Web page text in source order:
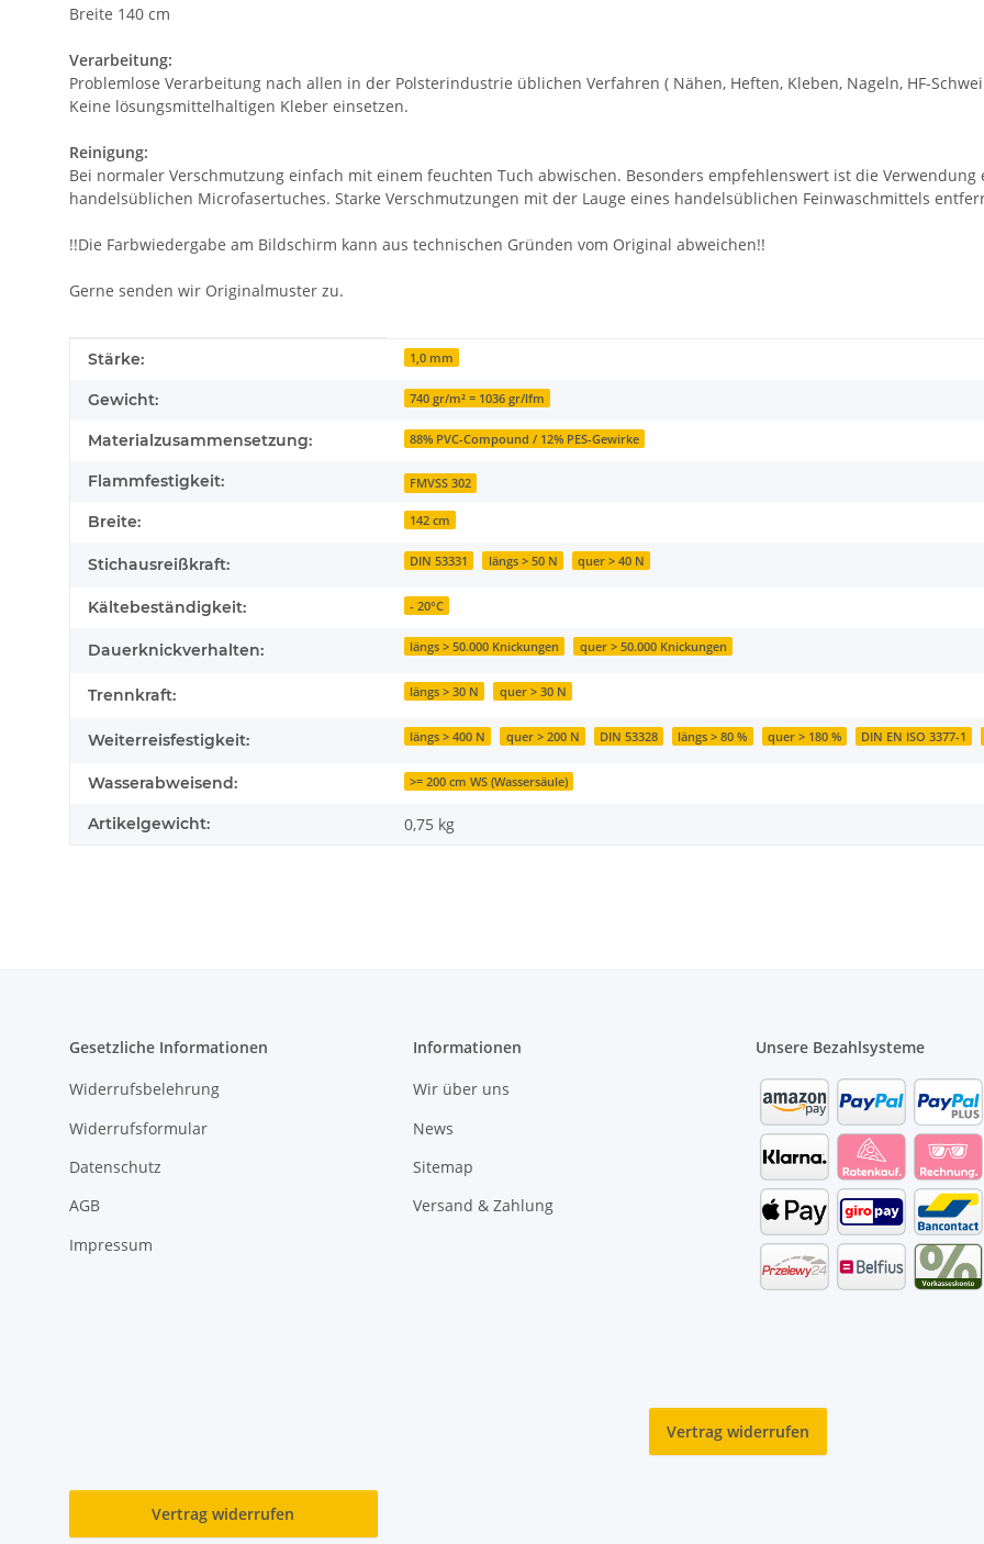
Breite 140 cm
Verarbeitung:
Problemlose Verarbeitung nach allen in der Polsterindustrie üblichen Verfahren ( Nähen, Heften, Kleben, Nageln, HF-
Keine lösungsmittelhaltigen Kleber einsetzen.
Reinigung:
Bei normaler Verschmutzung einfach mit einem feuchten Tuch abwischen. Besonders empfehlenswert ist die Verwendung
handelsüblichen Microfasertuches. Starke Verschmutzungen mit der Lauge eines handelsüblichen Feinwaschmittels
!!Die Farbwiedergabe am Bildschirm kann aus technischen Gründen vom Original abweichen!!
Gerne senden wir Originalmuster zu.
Produkteigenschaft
Wert
Stärke: 1,0 mm
Gewicht: 740 gr/m² = 1036 gr/lfm
Materialzusammensetzung: 88% PVC-Compound / 12% PES-Gewirke
Flammfestigkeit: FMVSS 302
Breite: 142 cm
Stichausreißkraft: DIN 53331 längs > 50 N quer > 40 N
Kältebeständigkeit: - 20°C
Dauerknickverhalten: längs > 50.000 Knickungen quer > 50.000 Knickungen
Trennkraft: längs > 30 N quer > 30 N
Weiterreisfestigkeit: längs > 400 N quer > 200 N DIN 53328 längs > 80 % quer > 180 % DIN EN ISO 3377-1
Wasserabweisend: >= 200 cm WS (Wassersäule)
Artikelgewicht: 0,75 kg
Gesetzliche Informationen
Widerrufsbelehrung
Widerrufsformular
Datenschutz
AGB
Impressum
Informationen
Wir über uns
News
Sitemap
Versand & Zahlung
Unsere Bezahlsysteme
Vertrag widerrufen
Vertrag widerrufen